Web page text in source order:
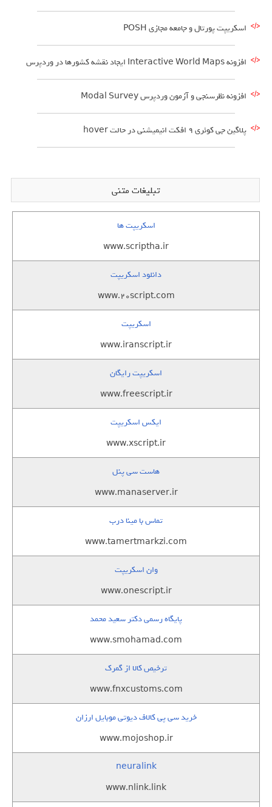
اسکریپت پورتال و جامعه مجازی POSH
افزونه Interactive World Maps ایجاد نقشه کشورها در وردپرس
افزونه نظرسنجی و آزمون وردپرس Modal Survey
پلاگین جی کوئری 9 افکت انیمیشنی در حالت hover
تبلیغات متنی
اسکریپت ها
www.scriptha.ir
دانلود اسکریپت
www.20script.com
اسکریپت
www.iranscript.ir
اسکریپت رایگان
www.freescript.ir
ایکس اسکریپت
www.xscript.ir
هاست سی پنل
www.manaserver.ir
تماس با مینا درب
www.tamertmarkzi.com
وان اسکریپت
www.onescript.ir
پایگاه رسمی دکتر سعید محمد
www.smohamad.com
ترخیص کالا از گمرک
www.fnxcustoms.com
خرید سی پی کالاف دیوتی موبایل ارزان
www.mojoshop.ir
neuralink
www.nlink.link